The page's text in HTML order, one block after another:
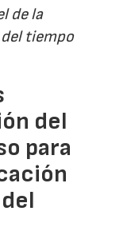
de la
tiempo
del
para